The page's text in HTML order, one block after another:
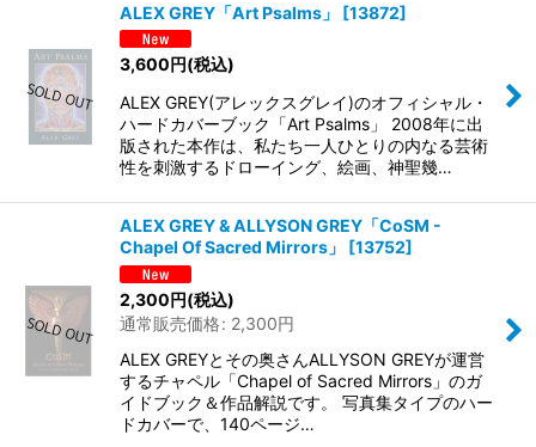
ALEX GREY「Art Psalms」 [13872]
3,600円(税込)
ALEX GREY(アレックスグレイ)のオフィシャル・
ハードカバーブック「Art Psalms」 2008年に出
版された本作は、私たち一人ひとりの内なる芸術
性を刺激するドローイング、絵画、神聖幾…
ALEX GREY & ALLYSON GREY「CoSM -
Chapel Of Sacred Mirrors」
[13752]
2,300円(税込)
通常販売価格: 2,300円
ALEX GREYとその奥さんALLYSON GREYが運営
するチャペル「Chapel of Sacred Mirrors」のガ
イドブック＆作品解説です。 写真集タイプのハー
ドカバーで、140ページ…